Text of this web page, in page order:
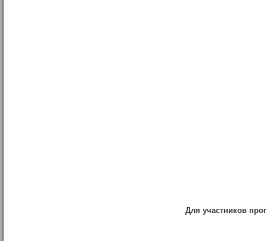
Для участников